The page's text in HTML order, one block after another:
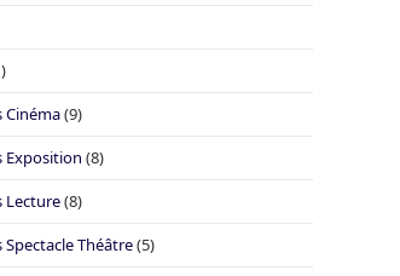
Cinéma(9)
Exposition (8)
Lecture(8)
Spectacle Théâtre(5)